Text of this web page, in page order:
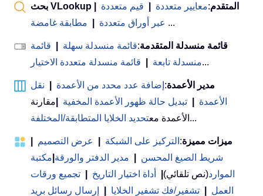
بحث VLookup المتقدم:معايير متعددة قيم متعددة
عبر أوراق متعددة
مطابقة غامضة ...
قائمة منسدلة المتقدمة:قائمة منسدلة سهلة
قائمة
منسدلة تابعة
قائمة منسدلة متعددة الاختيار ...
مدير الأعمدة: إضافة عدد محدد من الأعمدة
نقل
الأعمدة
تبديل حالة ظهور الأعمدة المخفية
مقارنة
الأعمدة معتحديد الخلايا المتطابقة/المختلفة ...
ميزات مميزة: التركيز على الشبكة عرض التصميم
شريط الصيغ المحسن
مدير الدفتر والورقة مكتبة
الموارد(نص تلقائي) أداة اختيار التاريخ
تجميع ورقات
العمل
تشفير/فك تشفير الخلايا
إرسال رسائل بريد